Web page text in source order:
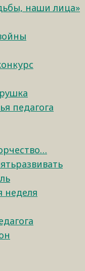
наши лица»
педагога
неделя